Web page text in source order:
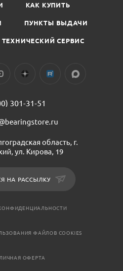
КАК КУПИТЬ
ПУНКТЫ ВЫДАЧИ
ТЕХНИЧЕСКИЙ СЕРВИС
301-31-51
область, г.
ул. Кирова, 19
НА РАССЫЛКУ
ФАЙЛОВ COOKIES
ОФЕРТА